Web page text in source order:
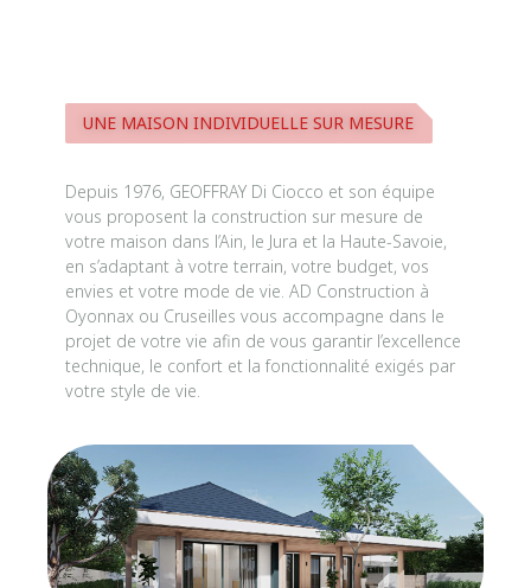
UNE MAISON INDIVIDUELLE SUR MESURE
Depuis 1976, GEOFFRAY Di Ciocco et son équipe
vous proposent la construction sur mesure de
votre maison dans l’Ain, le Jura et la Haute-Savoie,
en s’adaptant à votre terrain, votre budget, vos
envies et votre mode de vie. AD Construction à
Oyonnax ou Cruseilles vous accompagne dans le
projet de votre vie afin de vous garantir l’excellence
technique, le confort et la fonctionnalité exigés par
votre style de vie.